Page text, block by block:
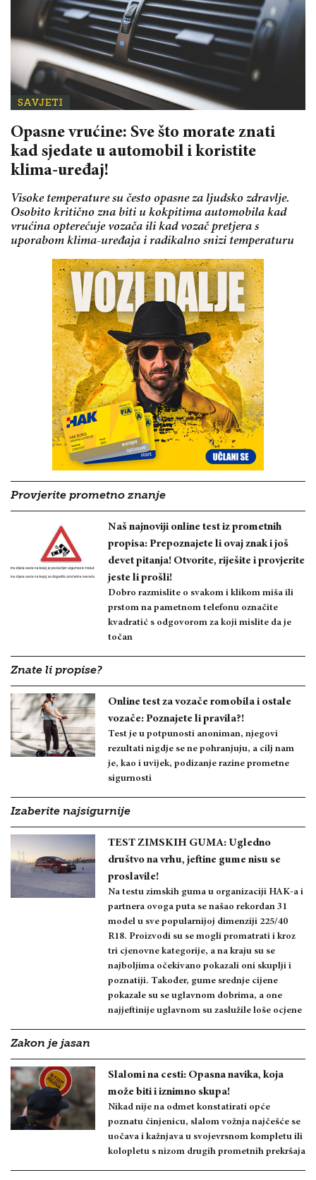
SAVJETI
Opasne vrućine: Sve što morate znati
kad sjedate u automobil i koristite
klima-uređaj!
Visoke temperature su često opasne za ljudsko zdravlje.
Osobito kritično zna biti u kokpitima automobila kad
vrućina opterećuje vozača ili kad vozač pretjera s
uporabom klima-uređaja i radikalno snizi temperaturu
Provjerite prometno znanje
Naš najnoviji online test iz prometnih
propisa: Prepoznajete li ovaj znak i još
devet pitanja! Otvorite, riješite i provjerite
jeste li prošli!
Dobro razmislite o svakom i klikom miša ili
prstom na pametnom telefonu označite
kvadratić s odgovorom za koji mislite da je
točan
Znate li propise?
Online test za vozače romobila i ostale
vozače: Poznajete li pravila?!
Test je u potpunosti anoniman, njegovi
rezultati nigdje se ne pohranjuju, a cilj nam
je, kao i uvijek, podizanje razine prometne
sigurnosti
Izaberite najsigurnije
TEST ZIMSKIH GUMA: Ugledno
društvo na vrhu, jeftine gume nisu se
proslavile!
Na testu zimskih guma u organizaciji HAK-a i
partnera ovoga puta se našao rekordan 31
model u sve popularnijoj dimenziji 225/40
R18. Proizvodi su se mogli promatrati i kroz
tri cjenovne kategorije, a na kraju su se
najboljima očekivano pokazali oni skuplji i
poznatiji. Također, gume srednje cijene
pokazale su se uglavnom dobrima, a one
najjeftinije uglavnom su zaslužile loše ocjene
Zakon je jasan
Slalomi na cesti: Opasna navika, koja
može biti i iznimno skupa!
Nikad nije na odmet konstatirati opće
poznatu činjenicu, slalom vožnja najčešće se
uočava i kažnjava u svojevrsnom kompletu ili
kolopletu s nizom drugih prometnih prekršaja